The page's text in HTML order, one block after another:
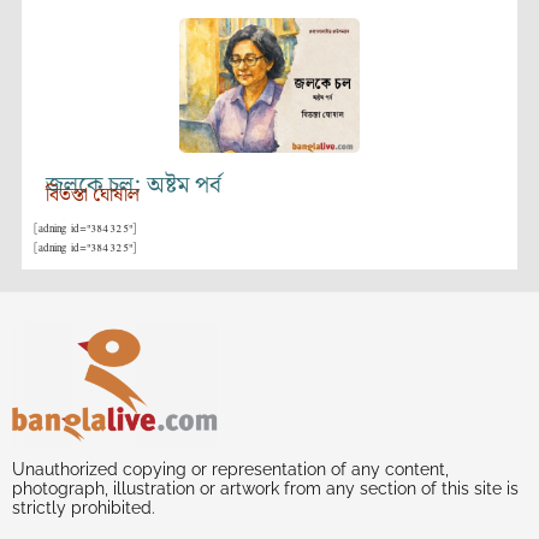
জলকে চল: অষ্টম পর্ব
বিতস্তা ঘোষাল
[adning id="384325"]
[adning id="384325"]
Unauthorized copying or representation of any content,
photograph, illustration or artwork from any section of this site is
strictly prohibited.